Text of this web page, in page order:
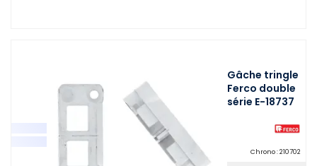
Gâche tringle
Ferco double
série E-18737
Chrono : 210702